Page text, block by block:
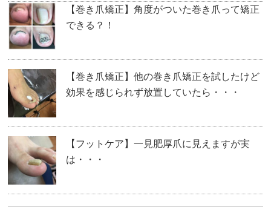
【巻き爪矯正】角度がついた巻き爪って矯正
できる？！
【巻き爪矯正】他の巻き爪矯正を試したけど
効果を感じられず放置していたら・・・
【フットケア】一見肥厚爪に見えますが実
は・・・